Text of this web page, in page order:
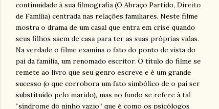
continuidade à sua filmografia (O Abraço Partido, Direito
de Família) centrada nas relações familiares. Neste filme
mostra o drama de um casal que entra em crise quando
seus filhos saem de casa para ter as suas próprias vidas.
Na verdade o filme examina o fato do ponto de vista do
pai da família, um renomado escritor. O título do filme se
remete ao livro que seu genro escreve e é um grande
sucesso (o que corrobora um fato simbólico de o pai ser
substituído pelo marido), mas no fundo se refere à tal
“síndrome do ninho vazio” que é como os psicólogos